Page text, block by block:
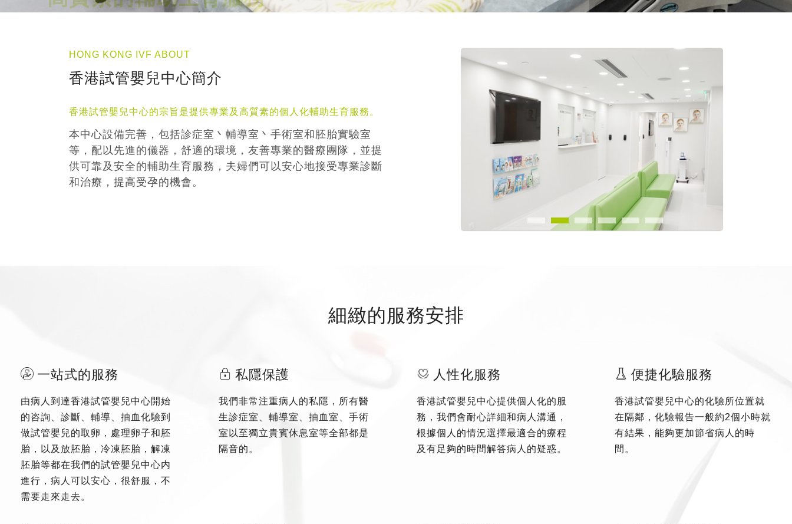
HONG KONG IVF ABOUT
香港試管嬰兒中心簡介
香港試管嬰兒中心的宗旨是提供專業及高質素的個人化輔助生育服務。
本中心設備完善，包括診症室丶輔導室丶手術室和胚胎實驗室
等，配以先進的儀器，舒適的環境，友善專業的醫療團隊，並提
供可靠及安全的輔助生育服務，夫婦們可以安心地接受專業診斷
和治療，提高受孕的機會。
細緻的服務安排
一站式的服務
由病人到達香港試管嬰兒中心開始
的咨詢、診斷、輔導、抽血化驗到
做試管嬰兒的取卵，處理卵子和胚
胎，以及放胚胎，冷凍胚胎，解凍
胚胎等都在我們的試管嬰兒中心内
進行，病人可以安心，很舒服，不
需要走來走去。
私隱保護
我們非常注重病人的私隱，所有醫
生診症室、輔導室、抽血室、手術
室以至獨立貴賓休息室等全部都是
隔音的。
人性化服務
香港試管嬰兒中心提供個人化的服
務，我們會耐心詳細和病人溝通，
根據個人的情況選擇最適合的療程
及有足夠的時間解答病人的疑惑。
便捷化驗服務
香港試管嬰兒中心的化驗所位置就
在隔鄰，化驗報告一般約2個小時就
有結果，能夠更加節省病人的時
間。